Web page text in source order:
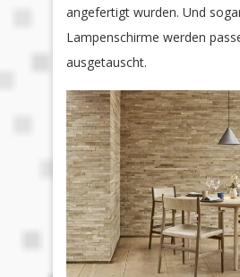
angefertigt wurden. Und
Lampenschirme werden
ausgetauscht.